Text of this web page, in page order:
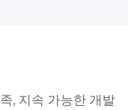
, 지속 가능한 개발